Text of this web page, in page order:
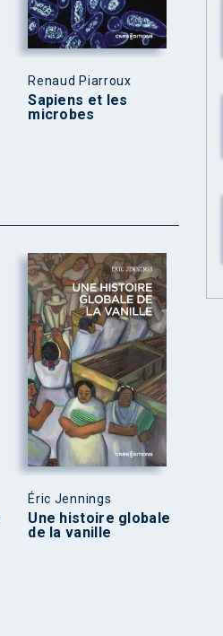
Renaud Piarroux
Sapiens et les
microbes
Éric Jennings
Une histoire globale
de la vanille